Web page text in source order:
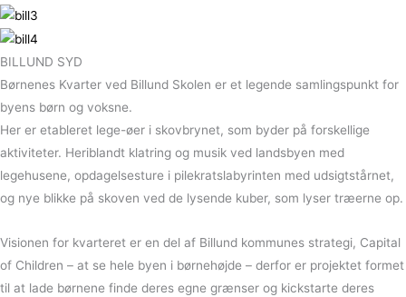
BILLUND SYD
Børnenes Kvarter ved Billund Skolen er et legende samlingspunkt for
byens børn og voksne.
Her er etableret lege-øer i skovbrynet, som byder på forskellige
aktiviteter. Heriblandt klatring og musik ved landsbyen med
legehusene, opdagelsesture i pilekratslabyrinten med udsigtstårnet,
og nye blikke på skoven ved de lysende kuber, som lyser træerne op.
Visionen for kvarteret er en del af Billund kommunes strategi, Capital
of Children – at se hele byen i børnehøjde – derfor er projektet formet
til at lade børnene finde deres egne grænser og kickstarte deres